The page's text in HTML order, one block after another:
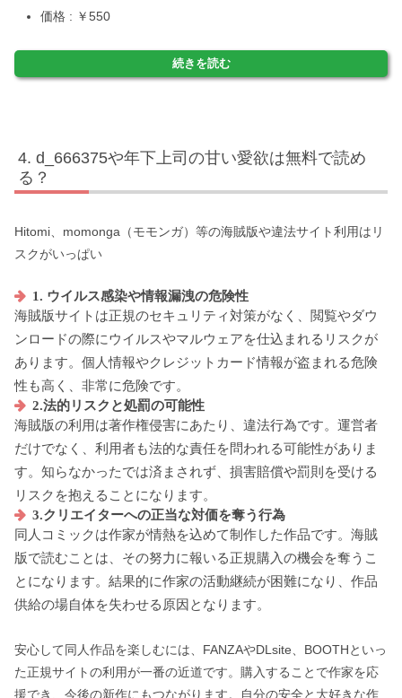
価格 : ￥550
続きを読む
d_666375や年下上司の甘い愛欲は無料で読め
る？
Hitomi、momonga（モモンガ）等の海賊版や違法サイト利用はリ
スクがいっぱい
1. ウイルス感染や情報漏洩の危険性
海賊版サイトは正規のセキュリティ対策がなく、閲覧やダウ
ンロードの際にウイルスやマルウェアを仕込まれるリスクが
あります。個人情報やクレジットカード情報が盗まれる危険
性も高く、非常に危険です。
2.法的リスクと処罰の可能性
海賊版の利用は著作権侵害にあたり、違法行為です。運営者
だけでなく、利用者も法的な責任を問われる可能性がありま
す。知らなかったでは済まされず、損害賠償や罰則を受ける
リスクを抱えることになります。
3.クリエイターへの正当な対価を奪う行為
同人コミックは作家が情熱を込めて制作した作品です。海賊
版で読むことは、その努力に報いる正規購入の機会を奪うこ
とになります。結果的に作家の活動継続が困難になり、作品
供給の場自体を失わせる原因となります。
安心して同人作品を楽しむには、FANZAやDLsite、BOOTHといっ
た正規サイトの利用が一番の近道です。購入することで作家を応
援でき、今後の新作にもつながります。自分の安全と大好きな作